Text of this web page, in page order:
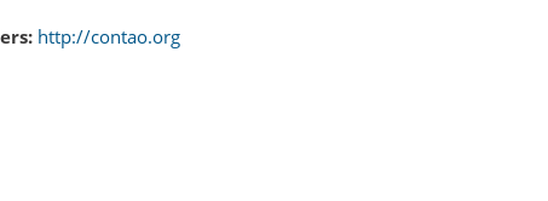
http://contao.org